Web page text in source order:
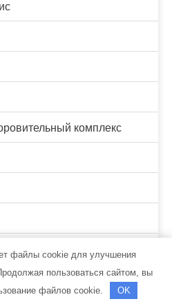
комплекс
Pandora
Pandora
файлы cookie для улучшения
пользоваться сайтом, вы
файлов cookie.
OK